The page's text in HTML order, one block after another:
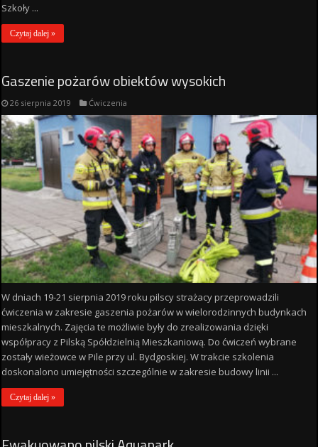
Szkoły ...
Czytaj dalej »
Gaszenie pożarów obiektów wysokich
26 sierpnia 2019 Ćwiczenia
W dniach 19-21 sierpnia 2019 roku pilscy strażacy przeprowadzili
ćwiczenia w zakresie gaszenia pożarów w wielorodzinnych budynkach
mieszkalnych. Zajęcia te możliwie były do zrealizowania dzięki
współpracy z Pilską Spółdzielnią Mieszkaniową. Do ćwiczeń wybrane
zostały wieżowce w Pile przy ul. Bydgoskiej. W trakcie szkolenia
doskonalono umiejętności szczególnie w zakresie budowy linii ...
Czytaj dalej »